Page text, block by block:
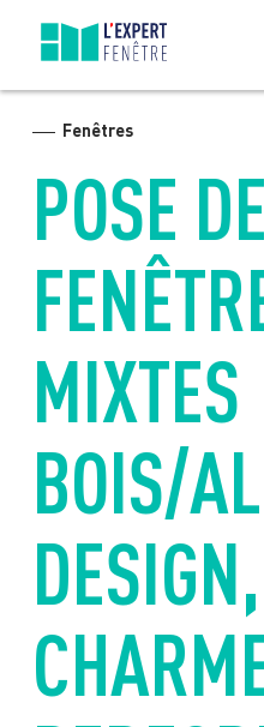
content
Fenêtres
POSE DE
MIXTES
BOIS/